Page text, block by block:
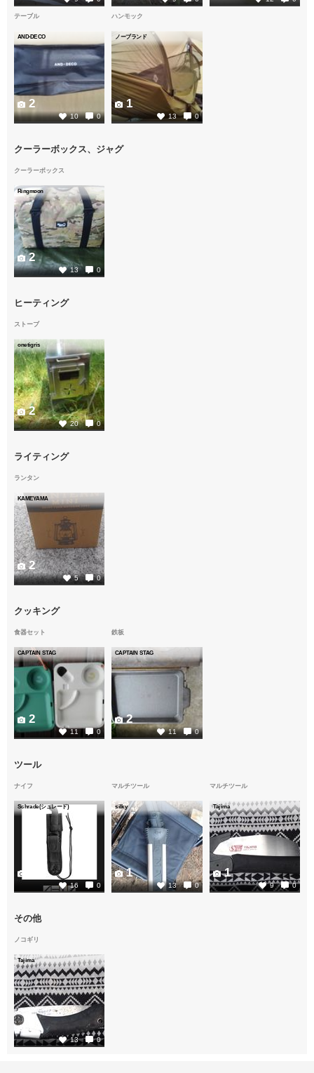
テーブル
AND-DECO
10 0
2
ハンモック
ノーブランド
13 0
1
クーラーボックス、ジャグ
クーラーボックス
Ringmoon
13 0
2
ヒーティング
ストーブ
onetigris
20 0
2
ライティング
ランタン
KAMEYAMA
5 0
2
クッキング
食器セット
CAPTAIN STAG
11 0
2
鉄板
CAPTAIN STAG
11 0
2
ツール
ナイフ
Schrade(シュレード)
16 0
マルチツール
silky
13 0
1
マルチツール
Tajima
9 0
1
その他
ノコギリ
Tajima
13 0
2